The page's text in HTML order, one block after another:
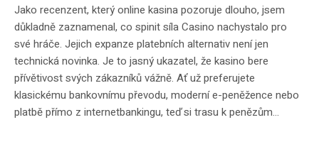
Jako recenzent, který online kasina pozoruje dlouho, jsem
důkladně zaznamenal, co spinit síla Casino nachystalo pro
své hráče. Jejich expanze platebních alternativ není jen
technická novinka. Je to jasný ukazatel, že kasino bere
přívětivost svých zákazníků vážně. Ať už preferujete
klasickému bankovnímu převodu, moderní e-peněžence nebo
platbě přímo z internetbankingu, teď si trasu k penězům...